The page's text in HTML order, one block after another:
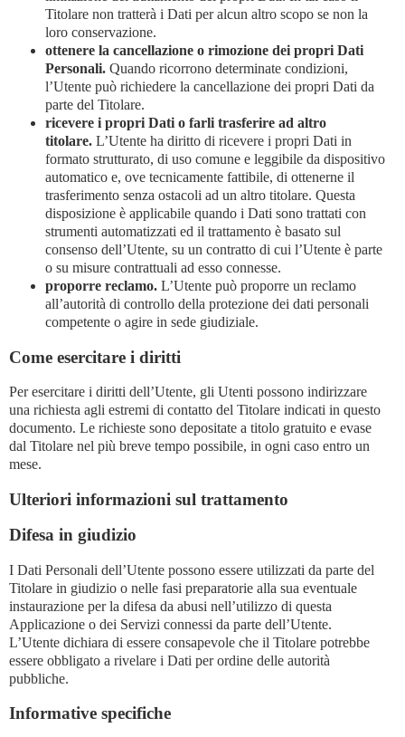
Titolare non tratterà i Dati per alcun altro scopo se non la
loro conservazione.
ottenere la cancellazione o rimozione dei propri Dati
Personali. Quando ricorrono determinate condizioni,
l’Utente può richiedere la cancellazione dei propri Dati da
parte del Titolare.
ricevere i propri Dati o farli trasferire ad altro
titolare. L’Utente ha diritto di ricevere i propri Dati in
formato strutturato, di uso comune e leggibile da dispositivo
automatico e, ove tecnicamente fattibile, di ottenerne il
trasferimento senza ostacoli ad un altro titolare. Questa
disposizione è applicabile quando i Dati sono trattati con
strumenti automatizzati ed il trattamento è basato sul
consenso dell’Utente, su un contratto di cui l’Utente è parte
o su misure contrattuali ad esso connesse.
proporre reclamo. L’Utente può proporre un reclamo
all’autorità di controllo della protezione dei dati personali
competente o agire in sede giudiziale.
Come esercitare i diritti
Per esercitare i diritti dell’Utente, gli Utenti possono indirizzare
una richiesta agli estremi di contatto del Titolare indicati in questo
documento. Le richieste sono depositate a titolo gratuito e evase
dal Titolare nel più breve tempo possibile, in ogni caso entro un
mese.
Ulteriori informazioni sul trattamento
Difesa in giudizio
I Dati Personali dell’Utente possono essere utilizzati da parte del
Titolare in giudizio o nelle fasi preparatorie alla sua eventuale
instaurazione per la difesa da abusi nell’utilizzo di questa
Applicazione o dei Servizi connessi da parte dell’Utente.
L’Utente dichiara di essere consapevole che il Titolare potrebbe
essere obbligato a rivelare i Dati per ordine delle autorità
pubbliche.
Informative specifiche